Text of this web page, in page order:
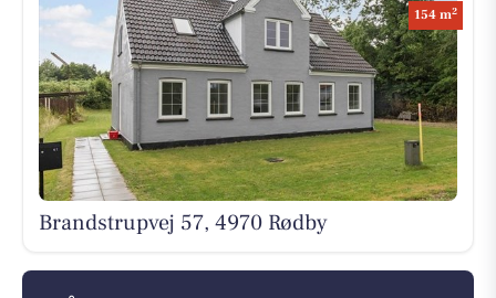
154 m2
Brandstrupvej 57, 4970 Rødby